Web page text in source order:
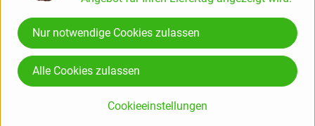
enthält SULFITE
Die rubinrote Farbe dieses vollmundigen und fruchtigen
Rotweins verbindet sich mit seinem weinigen, leicht
blumigen Duft. Im Geschmack finden sich Aromen von
Kirschen und Brombeeren mit ausgewogenen Tanninen.
Cookieeinstellungen
Nur notwendige Cookies zulassen
Alle Cookies zulassen